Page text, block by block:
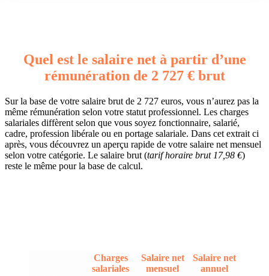
Quel est le salaire net à partir d’une
rémunération de 2 727 € brut
Sur la base de votre salaire brut de 2 727 euros, vous n’aurez pas la
même rémunération selon votre statut professionnel. Les charges
salariales diffèrent selon que vous soyez fonctionnaire, salarié,
cadre, profession libérale ou en portage salariale. Dans cet extrait ci
après, vous découvrez un aperçu rapide de votre salaire net mensuel
selon votre catégorie. Le salaire brut (tarif horaire brut 17,98 €)
reste le même pour la base de calcul.
Charges
salariales
Salaire net
mensuel
Salaire net
annuel